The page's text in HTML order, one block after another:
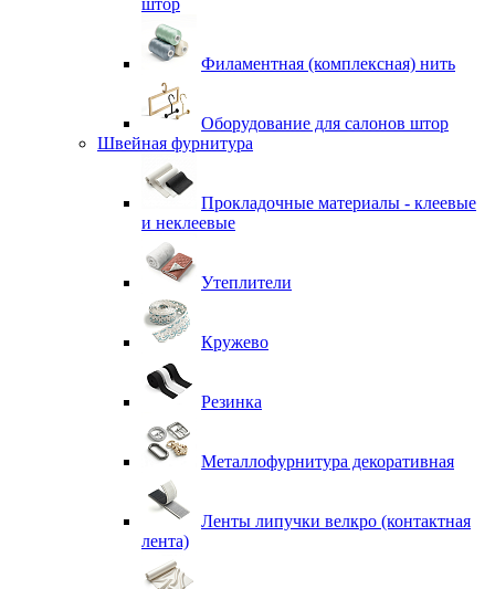
штор
Филаментная (комплексная) нить
Оборудование для салонов штор
Швейная фурнитура
Прокладочные материалы - клеевые
и неклеевые
Утеплители
Кружево
Резинка
Металлофурнитура декоративная
Ленты липучки велкро (контактная
лента)